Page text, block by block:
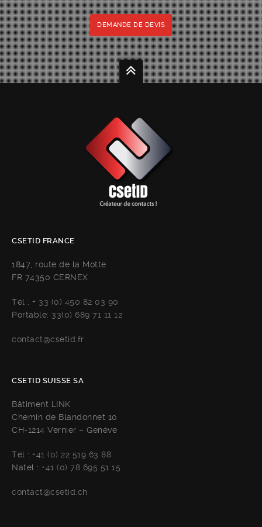
DEMANDE DE DEVIS
CSETID FRANCE
1847, route de la Motte
FR 74350 CERNEX
Tél : + 33 (0) 450 82 03 90
Portable: 33(0) 689 71 11 12
contact@csetid.fr
CSETID SUISSE SA
Bâtiment LINK
Chemin de Blandonnet 10
CH-1214 Vernier – Genève
Tél : +41 (0) 22 519 63 88
Natel : +41 (0) 78 695 51 15
contact@csetid.ch